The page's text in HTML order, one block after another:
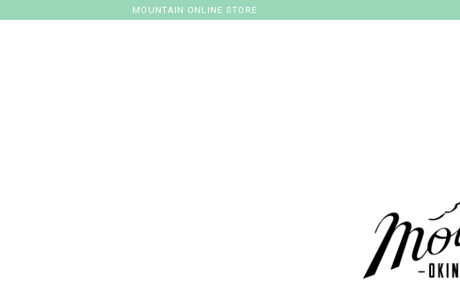
MOUNTAIN ONLINE STORE